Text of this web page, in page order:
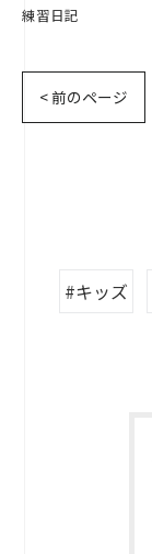
練習日記
< 前のページ
#キッズ